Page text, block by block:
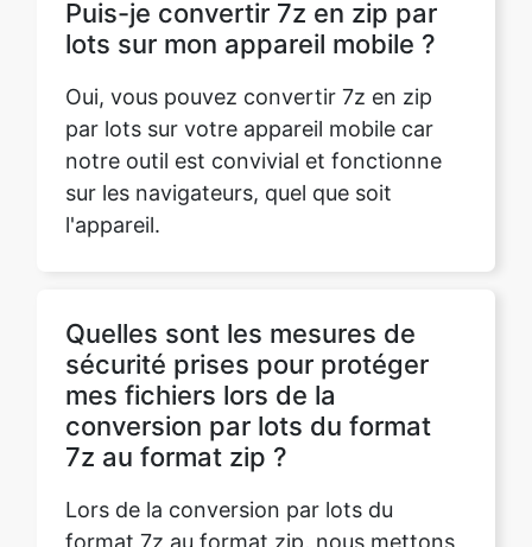
lots sur mon appareil mobile ?
par lots sur votre appareil mobile car
notre outil est convivial et fonctionne
sur les navigateurs, quel que soit
l'appareil.
sécurité prises pour protéger
mes fichiers lors de la
conversion par lots du format
7z au format zip ?
format 7z au format zip, nous mettons